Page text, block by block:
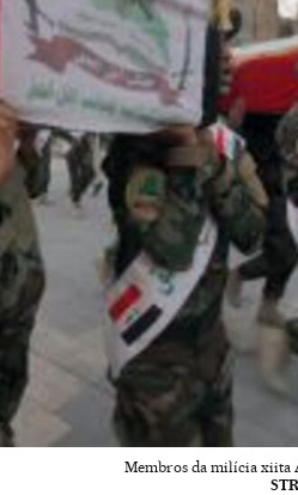
Membros da milícia xiita